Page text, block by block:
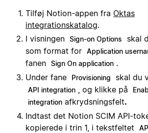
Tilføj Notion-appen fra Oktas
integrationskatalog.
I visningen Sign-on Options skal
som format for Application
fanen Sign On application .
Under fane
Provisioning skal du
API integration
, og klikke på
integration afkrydsningsfelt.
Indtast det Notion SCIM API-
kopierede i trin 1, i tekstfeltet